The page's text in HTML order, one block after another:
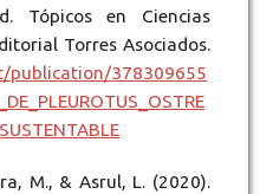
Tópicos en Ciencias
Torres Asociados.
publication/378309655
M., & Asrul, L. (2020).